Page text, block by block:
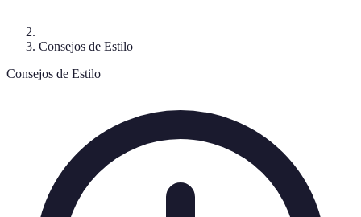
Consejos de Estilo
Consejos de Estilo